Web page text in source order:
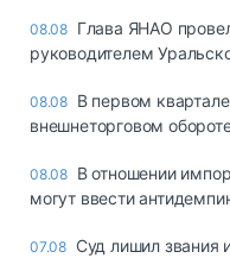
08.08 Глава ЯНАО
руководителем
08.08 В первом
внешнеторговом
08.08 В отношении
могут ввести
07.08 Суд лишил звания